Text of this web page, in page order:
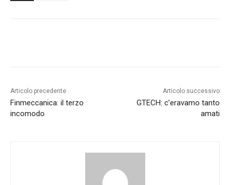
Articolo precedente
Finmeccanica: il terzo
incomodo
Articolo successivo
GTECH: c’eravamo tanto
amati